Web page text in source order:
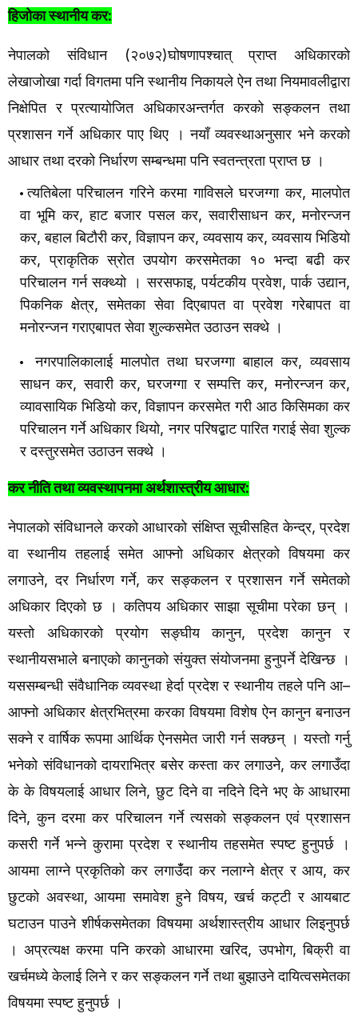
हिजोका स्थानीय कर:
नेपालको संविधान(२०७२)घोषणापश्चात् प्राप्त
अधिकारको
लेखाजोखा गर्दा विगतमा पनि स्थानीय निकायले ऐन तथा नियमावलीद्वारा
निक्षेपित र प्रत्यायोजित अधिकारअन्तर्गत करको सङ्कलन तथा
प्रशासन गर्ने अधिकार पाए थिए । नयाँ व्यवस्थाअनुसार भने करको
आधार तथा दरको निर्धारण सम्बन्धमा पनि स्वतन्त्रता प्राप्त छ ।
त्यतिबेला परिचालन गरिने करमा गाविसले घरजग्गा कर,मालपोत
वा भूमि कर,हाट बजार पसल कर,सवारीसाधन कर,मनोरन्जन
कर,बहाल बिटौरी कर,विज्ञापन कर,व्यवसाय कर,व्यवसाय भिडियो
कर,प्राकृतिक स्रोत उपयोग करसमेतका १० भन्दा बढी कर
परिचालन गर्न सक्थ्यो । सरसफाइ,पर्यटकीय प्रवेश,पार्क उद्यान,
पिकनिक क्षेत्र,समेतका सेवा दिएबापत वा प्रवेश गरेबापत वा
मनोरन्जन गराएबापत सेवा शुल्कसमेत उठाउन सक्थे ।
नगरपालिकालाई मालपोत तथा घरजग्गा बाहाल कर,व्यवसाय
साधन कर,सवारी कर,घरजग्गा र सम्पत्ति कर,मनोरन्जन कर,
व्यावसायिक भिडियो कर,विज्ञापन करसमेत गरी आठ किसिमका कर
परिचालन गर्ने अधिकार थियो,नगर परिषद्बाट पारित गराई सेवा शुल्क
र दस्तुरसमेत उठाउन सक्थे ।
कर नीति तथा व्यवस्थापनमा अर्थशास्त्रीय आधार:
नेपालको संविधानले करको आधारको संक्षिप्त सूचीसहित केन्द्र,प्रदेश
वा स्थानीय तहलाई समेत आफ्नो अधिकार क्षेत्रको विषयमा कर
लगाउने,दर निर्धारण गर्ने,कर सङ्कलन र प्रशासन गर्ने समेतको
अधिकार दिएको छ । कतिपय अधिकार साझा सूचीमा परेका छन् ।
यस्तो
अधिकारको प्रयोग सङ्घीय कानुन,प्रदेश कानुन
र
स्थानीयसभाले बनाएको कानुनको संयुक्त संयोजनमा हुनुपर्ने देखिन्छ ।
यससम्बन्धी संवैधानिक व्यवस्था हेर्दा प्रदेश र स्थानीय तहले पनि आ–
आफ्नो अधिकार क्षेत्रभित्रमा करका विषयमा विशेष ऐन कानुन बनाउन
सक्ने र वार्षिक रूपमा आर्थिक ऐनसमेत जारी गर्न सक्छन् । यस्तो गर्नु
भनेको संविधानको दायराभित्र बसेर कस्ता कर लगाउने,कर लगाउँदा
के के विषयलाई आधार लिने,छुट दिने वा नदिने दिने भए के आधारमा
दिने,कुन दरमा कर परिचालन गर्ने त्यसको सङ्कलन एवं प्रशासन
कसरी गर्ने भन्ने कुरामा प्रदेश र स्थानीय तहसमेत स्पष्ट हुनुपर्छ ।
आयमा लाग्ने प्रकृतिको कर लगाउँंदा कर नलाग्ने क्षेत्र र आय,कर
छुटको अवस्था,आयमा समावेश हुने विषय,खर्च कट्टी र आयबाट
घटाउन पाउने शीर्षकसमेतका विषयमा अर्थशास्त्रीय आधार लिइनुपर्छ
। अप्रत्यक्ष करमा पनि करको आधारमा खरिद,उपभोग,बिक्री वा
खर्चमध्ये केलाई लिने र कर सङ्कलन गर्ने तथा बुझाउने दायित्वसमेतका
विषयमा स्पष्ट हुनुपर्छ ।